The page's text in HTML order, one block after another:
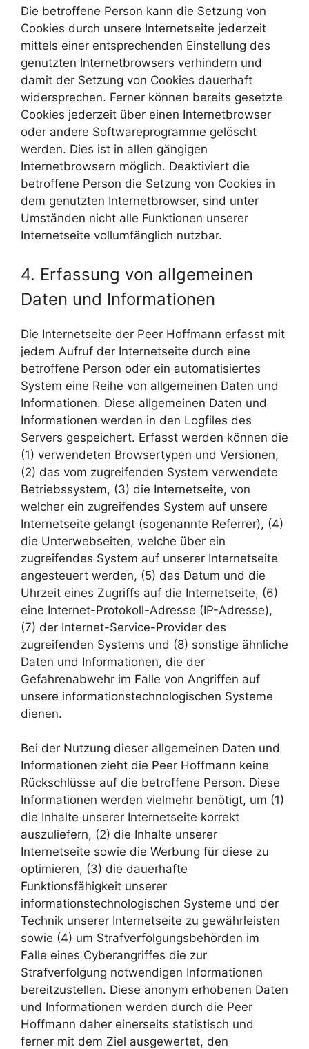
Die betroffene Person kann die Setzung von
Cookies durch unsere Internetseite jederzeit
mittels einer entsprechenden Einstellung des
genutzten Internetbrowsers verhindern und
damit der Setzung von Cookies dauerhaft
widersprechen. Ferner können bereits gesetzte
Cookies jederzeit über einen Internetbrowser
oder andere Softwareprogramme gelöscht
werden. Dies ist in allen gängigen
Internetbrowsern möglich. Deaktiviert die
betroffene Person die Setzung von Cookies in
dem genutzten Internetbrowser, sind unter
Umständen nicht alle Funktionen unserer
Internetseite vollumfänglich nutzbar.
4. Erfassung von allgemeinen
Daten und Informationen
Die Internetseite der Peer Hoffmann erfasst mit
jedem Aufruf der Internetseite durch eine
betroffene Person oder ein automatisiertes
System eine Reihe von allgemeinen Daten und
Informationen. Diese allgemeinen Daten und
Informationen werden in den Logfiles des
Servers gespeichert. Erfasst werden können die
(1) verwendeten Browsertypen und Versionen,
(2) das vom zugreifenden System verwendete
Betriebssystem, (3) die Internetseite, von
welcher ein zugreifendes System auf unsere
Internetseite gelangt (sogenannte Referrer), (4)
die Unterwebseiten, welche über ein
zugreifendes System auf unserer Internetseite
angesteuert werden, (5) das Datum und die
Uhrzeit eines Zugriffs auf die Internetseite, (6)
eine Internet-Protokoll-Adresse (IP-Adresse),
(7) der Internet-Service-Provider des
zugreifenden Systems und (8) sonstige ähnliche
Daten und Informationen, die der
Gefahrenabwehr im Falle von Angriffen auf
unsere informationstechnologischen Systeme
dienen.
Bei der Nutzung dieser allgemeinen Daten und
Informationen zieht die Peer Hoffmann keine
Rückschlüsse auf die betroffene Person. Diese
Informationen werden vielmehr benötigt, um (1)
die Inhalte unserer Internetseite korrekt
auszuliefern, (2) die Inhalte unserer
Internetseite sowie die Werbung für diese zu
optimieren, (3) die dauerhafte
Funktionsfähigkeit unserer
informationstechnologischen Systeme und der
Technik unserer Internetseite zu gewährleisten
sowie (4) um Strafverfolgungsbehörden im
Falle eines Cyberangriffes die zur
Strafverfolgung notwendigen Informationen
bereitzustellen. Diese anonym erhobenen Daten
und Informationen werden durch die Peer
Hoffmann daher einerseits statistisch und
ferner mit dem Ziel ausgewertet, den